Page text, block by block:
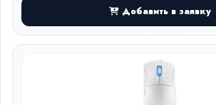
Добавить в заявку